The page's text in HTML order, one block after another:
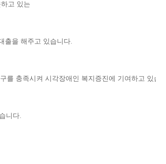
고 있는
출을 해주고 있습니다.
충족시켜 시각장애인 복지증진에 기여하고 있습니
니다.